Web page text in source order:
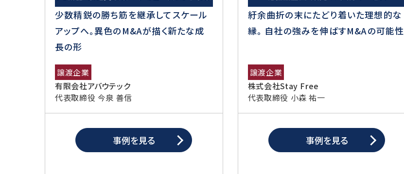
少数精鋭の勝ち筋を継承してスケール
アップへ。異色のM&Aが描く新たな成
長の形
譲渡企業
有限会社アバウテック
代表取締役 今泉 善信
事例を見る
紆余曲折の末にたどり着いた理想的な
縁。 自社の強みを伸ばすM&Aの可能性
譲渡企業
株式会社Stay Free
代表取締役 小森 祐一
事例を見る